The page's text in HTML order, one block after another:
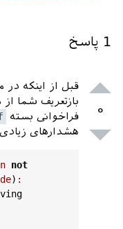
1 پاسخ
۰
قبل از اینکه
بازتعریف شما
فراخوانی بسته
هشدارهای
not
) :